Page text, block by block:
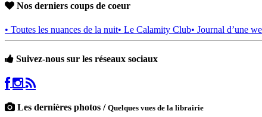
Nos derniers coups de coeur
• Toutes les nuances de la nuit• Le Calamity Club• Journal d’une
Suivez-nous sur les réseaux sociaux
Les dernières photos / Quelques vues de la librairie